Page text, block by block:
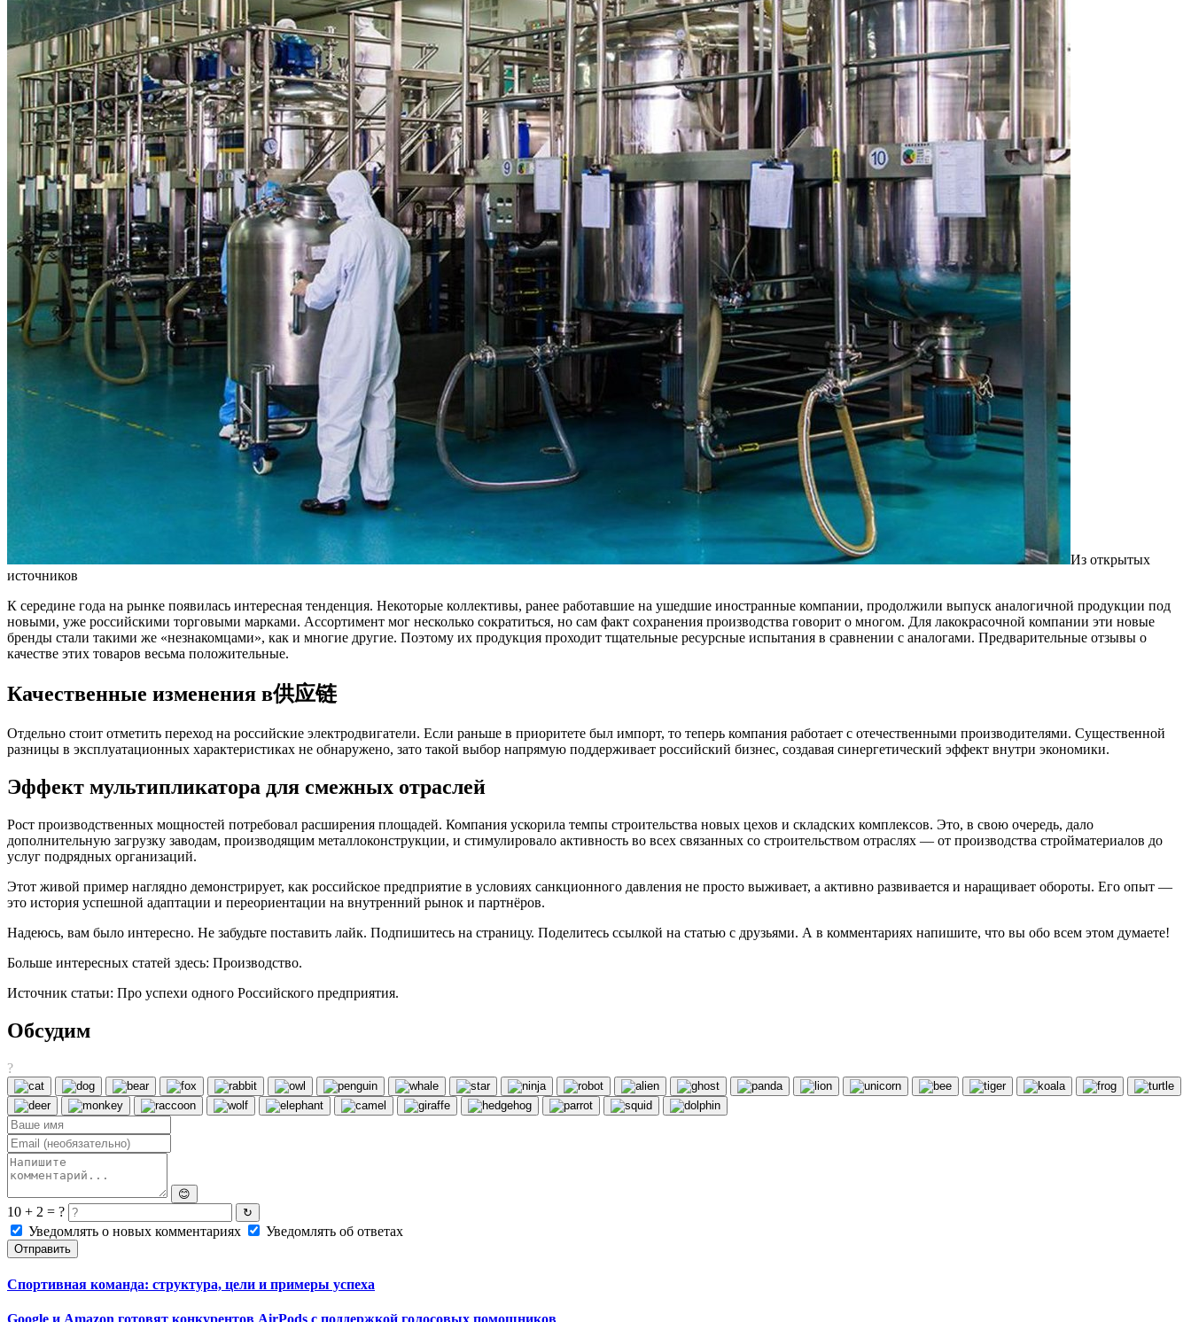
Из открытых
источников
К середине года на рынке появилась интересная тенденция. Некоторые коллективы, ранее работавшие на ушедшие иностранные компании, продолжили выпуск аналогичной продукции под
новыми, уже российскими торговыми марками. Ассортимент мог несколько сократиться, но сам факт сохранения производства говорит о многом. Для лакокрасочной компании эти новые
бренды стали такими же «незнакомцами», как и многие другие. Поэтому их продукция проходит тщательные ресурсные испытания в сравнении с аналогами. Предварительные отзывы о
качестве этих товаров весьма положительные.
Качественные изменения в供应链
Отдельно стоит отметить переход на российские электродвигатели. Если раньше в приоритете был импорт, то теперь компания работает с отечественными производителями. Существенной
разницы в эксплуатационных характеристиках не обнаружено, зато такой выбор напрямую поддерживает российский бизнес, создавая синергетический эффект внутри экономики.
Эффект мультипликатора для смежных отраслей
Рост производственных мощностей потребовал расширения площадей. Компания ускорила темпы строительства новых цехов и складских комплексов. Это, в свою очередь, дало
дополнительную загрузку заводам, производящим металлоконструкции, и стимулировало активность во всех связанных со строительством отраслях — от производства стройматериалов до
услуг подрядных организаций.
Этот живой пример наглядно демонстрирует, как российское предприятие в условиях санкционного давления не просто выживает, а активно развивается и наращивает обороты. Его опыт —
это история успешной адаптации и переориентации на внутренний рынок и партнёров.
Надеюсь, вам было интересно. Не забудьте поставить лайк. Подпишитесь на страницу. Поделитесь ссылкой на статью с друзьями. А в комментариях напишите, что вы обо всем этом думаете!
Больше интересных статей здесь: Производство.
Источник статьи: Про успехи одного Российского предприятия.
Обсудим
?
😊
10 + 2 = ? ↻
Уведомлять о новых комментариях Уведомлять об ответах
Отправить
Спортивная команда: структура, цели и примеры успеха